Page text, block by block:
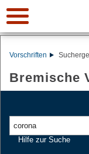
Vorschriften
Bremische
Hilfe zur Suche